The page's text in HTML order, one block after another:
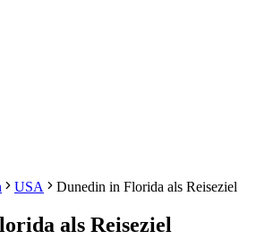
USA Dunedin in Florida als Reiseziel
als Reiseziel